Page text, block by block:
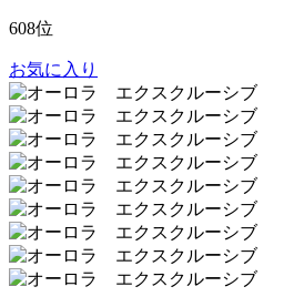
608位
お気に入り